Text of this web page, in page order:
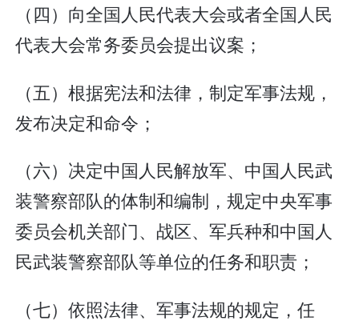
（四）向全国人民代表大会或者全国人民
代表大会常务委员会提出议案；
（五）根据宪法和法律，制定军事法规，
发布决定和命令；
（六）决定中国人民解放军、中国人民武
装警察部队的体制和编制，规定中央军事
委员会机关部门、战区、军兵种和中国人
民武装警察部队等单位的任务和职责；
（七）依照法律、军事法规的规定，任